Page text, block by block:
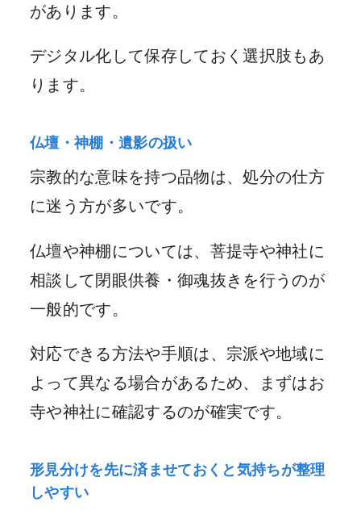
があります。
デジタル化して保存しておく選択肢もあ
ります。
仏壇・神棚・遺影の扱い
宗教的な意味を持つ品物は、処分の仕方
に迷う方が多いです。
仏壇や神棚については、菩提寺や神社に
相談して閉眼供養・御魂抜きを行うのが
一般的です。
対応できる方法や手順は、宗派や地域に
よって異なる場合があるため、まずはお
寺や神社に確認するのが確実です。
形見分けを先に済ませておくと気持ちが整理
しやすい